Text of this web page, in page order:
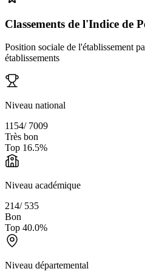
Classements de l'Indice de
Position sociale de l'établissement
établissements
Niveau national
1154/ 7009
Très bon
Top 16.5%
Niveau académique
214/ 535
Bon
Top 40.0%
Niveau départemental